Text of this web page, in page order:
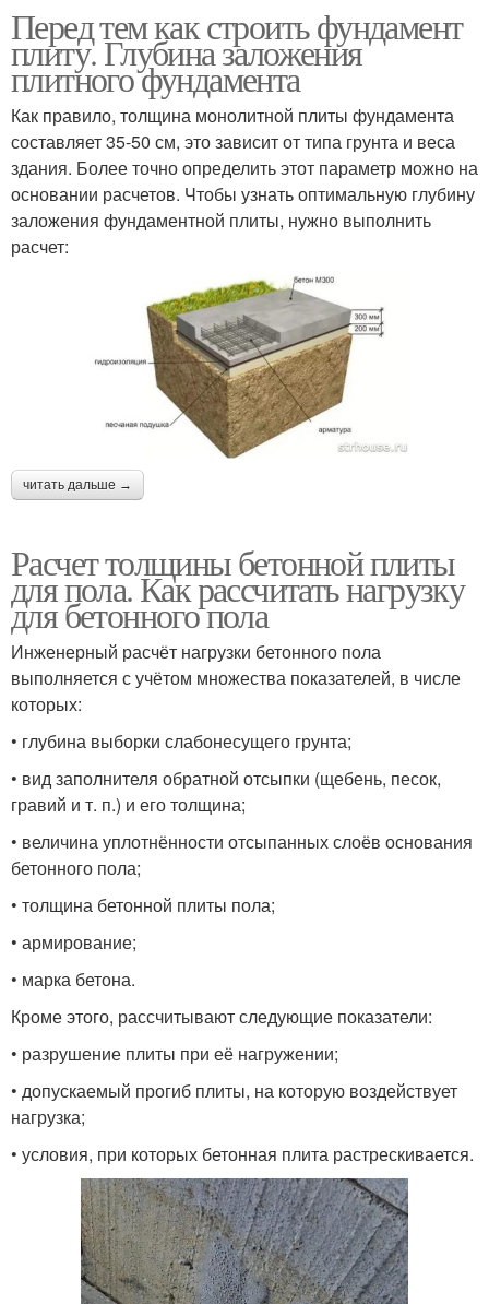
Перед тем как строить фундамент
плиту. Глубина заложения
плитного фундамента
Как правило, толщина монолитной плиты фундамента
составляет 35-50 см, это зависит от типа грунта и веса
здания. Более точно определить этот параметр можно на
основании расчетов. Чтобы узнать оптимальную глубину
заложения фундаментной плиты, нужно выполнить
расчет:
читать дальше →
Расчет толщины бетонной плиты
для пола. Как рассчитать нагрузку
для бетонного пола
Инженерный расчёт нагрузки бетонного пола
выполняется с учётом множества показателей, в числе
которых:
• глубина выборки слабонесущего грунта;
• вид заполнителя обратной отсыпки (щебень, песок,
гравий и т. п.) и его толщина;
• величина уплотнённости отсыпанных слоёв основания
бетонного пола;
• толщина бетонной плиты пола;
• армирование;
• марка бетона.
Кроме этого, рассчитывают следующие показатели:
• разрушение плиты при её нагружении;
• допускаемый прогиб плиты, на которую воздействует
нагрузка;
• условия, при которых бетонная плита растрескивается.